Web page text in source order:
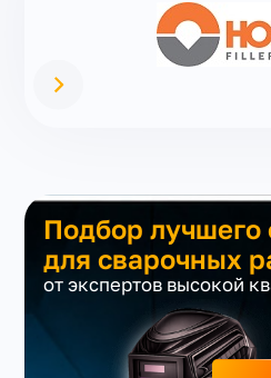
Подбор лучшего
для сварочных
от экспертов высокой